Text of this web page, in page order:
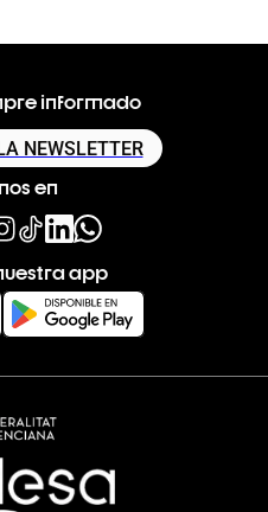
informado
NEWSLETTER
en
app